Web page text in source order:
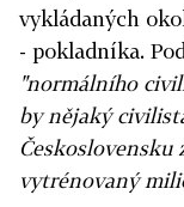
vykládaných
- pokladníka.
"normálního
by nějaký
Československu
vytrénovaný